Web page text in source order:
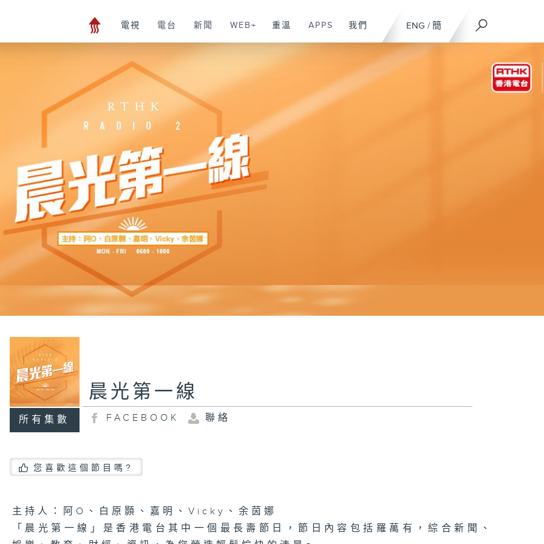
ENG / 簡
電視 電台 新聞 WEB+ 重溫 APPS 我們
所有集數
晨光第一線
FACEBOOK 聯絡
您喜歡這個節目嗎?
主持人：阿O、白原顥、嘉明、Vicky、余茵娜
「晨光第一線」是香港電台其中一個最長壽節日，節日內容包括羅萬有，綜合新聞、